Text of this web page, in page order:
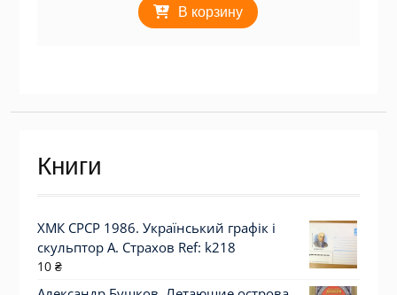
В корзину
Книги
ХМК СРСР 1986. Український графік і
скульптор А. Страхов Ref: k218
10 ₴